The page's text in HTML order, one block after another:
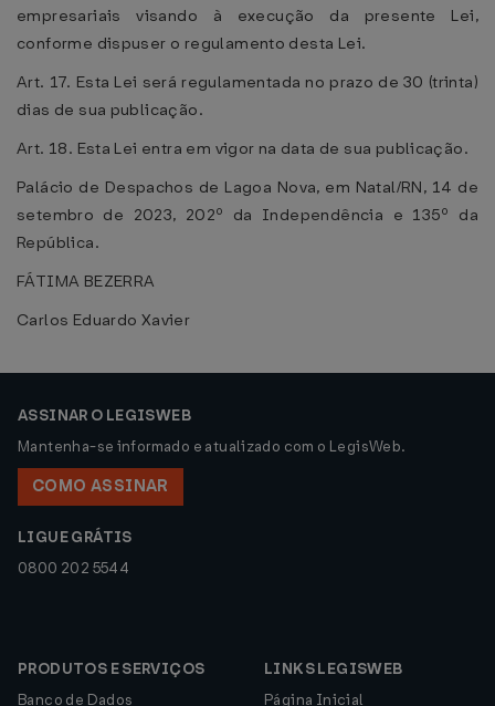
empresariais visando à execução da presente Lei,
conforme dispuser o regulamento desta Lei.
Art. 17. Esta Lei será regulamentada no prazo de 30 (trinta)
dias de sua publicação.
Art. 18. Esta Lei entra em vigor na data de sua publicação.
Palácio de Despachos de Lagoa Nova, em Natal/RN, 14 de
setembro de 2023, 202º da Independência e 135º da
República.
FÁTIMA BEZERRA
Carlos Eduardo Xavier
ASSINAR O LEGISWEB
Mantenha-se informado e atualizado com o LegisWeb.
COMO ASSINAR
LIGUE GRÁTIS
0800 202 5544
PRODUTOS E SERVIÇOS
Banco de Dados
LINKS LEGISWEB
Página Inicial